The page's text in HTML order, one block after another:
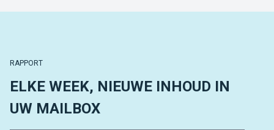
RAPPORT
ELKE WEEK, NIEUWE INHOUD IN
UW MAILBOX